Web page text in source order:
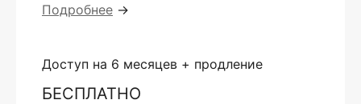
Подробнее →
Доступ на 6 месяцев + продление
БЕСПЛАТНО